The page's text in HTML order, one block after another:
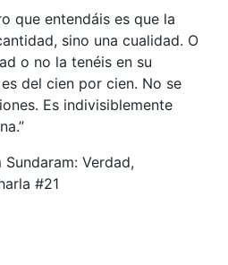
que entendáis es que la
sino una cualidad. O
o no la tenéis en su
del cien por cien. No se
Es indivisiblemente
Verdad,
#21